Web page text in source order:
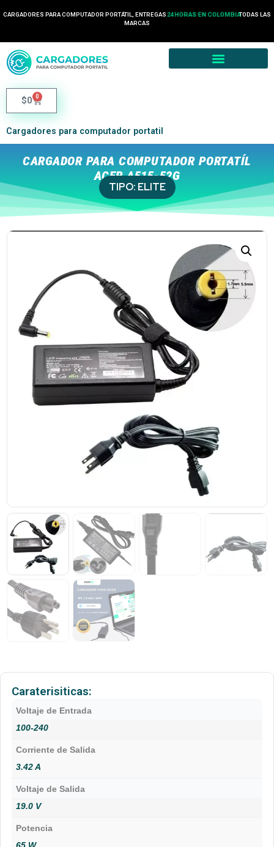
CARGADORES PARA COMPUTADOR PORTÁTIL, ENTREGAS 24 HORAS EN COLOMBIATODAS LAS
MARCAS
$0 0
Cargadores para computador portatil
CARGADOR PARA COMPUTADOR PORTATÍL
ACER A515-52G
TIPO: ELITE
Caraterisiticas:
Voltaje de Entrada
100-240
Corriente de Salida
3.42 A
Voltaje de Salida
19.0 V
Potencia